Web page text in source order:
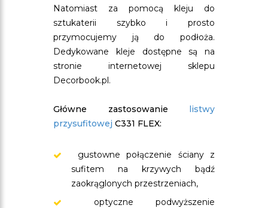
Natomiast za pomocą kleju do
sztukaterii szybko i prosto
przymocujemy ją do podłoża.
Dedykowane kleje dostępne są na
stronie internetowej sklepu
Decorbook.pl.
Główne zastosowanie listwy
przysufitowej C331 FLEX:
gustowne połączenie ściany z
sufitem na krzywych bądź
zaokrąglonych przestrzeniach,
optyczne podwyższenie